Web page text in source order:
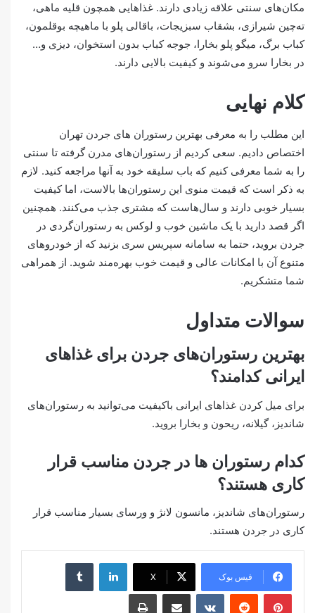
مکان‌های سنتی علاقه زیادی دارند. غذاهایی همچون قلیه ماهی،
ته‌چین شیرازی، بشقاب سبزیجات، باقالی پلو با ماهیچه بوقلمون،
کباب برگ، میگو پلو بخارا، جوجه کباب بدون استخوان، دیزی و…
در بخارا سرو می‌شوند و کیفیت بالایی دارند.
کلام نهایی
این مطلب را به معرفی بهترین رستوران های جردن تهران
اختصاص دادیم. سعی کردیم از رستوران‌های مدرن گرفته تا سنتی
را به شما معرفی کنیم که باب سلیقه خود به آنها مراجعه کنید. لازم
به ذکر است که قیمت منوی این رستوران‌ها بالاست، اما کیفیت
بسیار خوبی دارند و سال‌هاست که مشتری جذب می‌کنند. همچنین
اگر قصد دارید با یک ماشین خوب و لوکس به رستوران‌گردی در
جردن بروید، حتما به سامانه سپریس سری بزنید که از خودروهای
متنوع آن با امکانات عالی و قیمت خوب بهره‌مند شوید. از همراهی
شما متشکریم.
سوالات متداول
بهترین رستوران‌های جردن برای غذاهای
ایرانی کدامند؟
برای میل کردن غذاهای ایرانی باکیفیت می‌توانید به رستوران‌های
شاندیز، گیلانه، ریحون و بخارا بروید.
کدام رستوران ها در جردن مناسب قرار
کاری هستند؟
رستوران‌های شاندیز، مانسون لانژ و ورسای بسیار مناسب قرار
کاری در جردن هستند.
فیس بوک X
لینکدین
‫پین‌ترست ‫رددیت ‫VKontakte اشتراک گذاری از طریق ایمیل چاپ